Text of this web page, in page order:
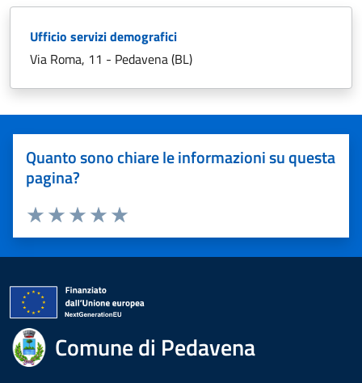
Ufficio servizi demografici
Via Roma, 11 - Pedavena (BL)
Quanto sono chiare le informazioni su questa
pagina?
Valuta 5 stelle su 5
Valuta 4 stelle su 5
Valuta 3 stelle su 5
Valuta 2 stelle su 5
Valuta 1 stelle su 5
Comune di Pedavena